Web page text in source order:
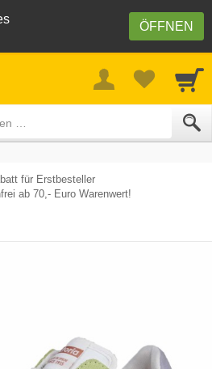
ÖFFNEN
für Erstbesteller
ab 70,- Euro Warenwert!